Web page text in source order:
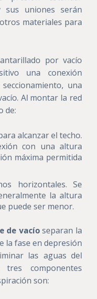
sus uniones serán
materiales para
por vacío
una conexión
una
Al montar la red
de:
alcanzar el techo.
con una altura
máxima permitida
horizontales. Se
la altura
puede ser menor.
de vacíoseparan la
la fase en depresión
las aguas del
componentes
son: